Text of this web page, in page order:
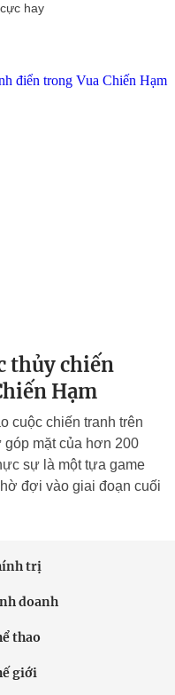
hay
thủy chiến
Hạm
cuộc chiến tranh trên
mặt của hơn 200
sự là một tựa game
đợi vào giai đoạn cuối
trị
doanh
thao
giới